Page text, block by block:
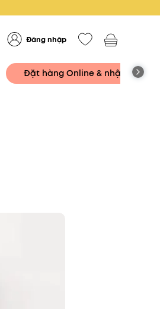
Đăng nhập
Đặt hàng Online & nhận tại